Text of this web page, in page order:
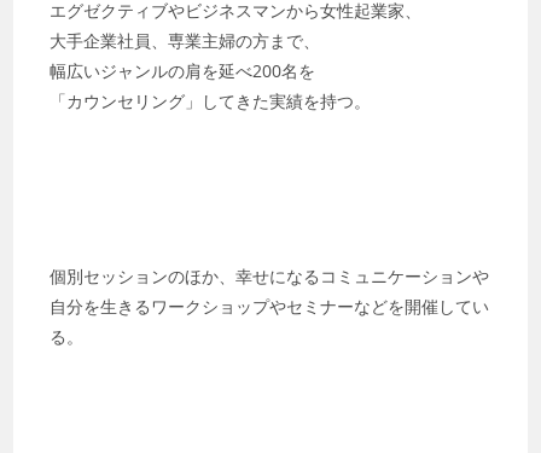
エグゼクティブやビジネスマンから女性起業家、
大手企業社員、専業主婦の方まで、
幅広いジャンルの肩を延べ200名を
「カウンセリング」してきた実績を持つ。
個別セッションのほか、幸せになるコミュニケーションや
自分を生きるワークショップやセミナーなどを開催してい
る。